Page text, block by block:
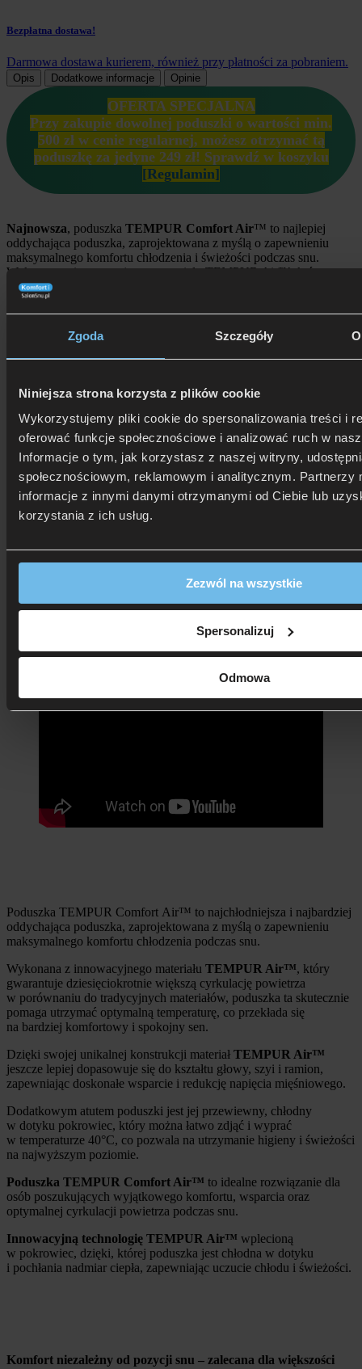
Zgoda Szczegóły
Niniejsza strona korzysta z plików cookie
Wykorzystujemy pliki cookie do spersonalizowania treści i
oferować funkcje społecznościowe i analizować ruch w
Informacje o tym, jak korzystasz z naszej witryny,
społecznościowym, reklamowym i analitycznym. Partnerzy
informacje z innymi danymi otrzymanymi od Ciebie lub
korzystania z ich usług.
Zezwól na wszystkie
Spersonalizuj
Odmowa
Bezpłatna dostawa!
Darmowa dostawa kurierem, również przy płatności za pobraniem.
Opis Dodatkowe informacje Opinie
OFERTA SPECJALNA
Przy zakupie dowolnej poduszki o wartości min.
500 zł w cenie regularnej, możesz otrzymać tą
poduszkę za jedyne 249 zł! Sprawdź w koszyku
[Regulamin]
Najnowsza, poduszka TEMPUR Comfort Air™ to najlepiej
oddychająca poduszka, zaprojektowana z myślą o zapewnieniu
maksymalnego komfortu chłodzenia i świeżości podczas snu.
Wykonana z innowacyjnego materiału TEMPUR Air™, który
gwarantuje
w porównaniu do tradycyjnych materiałów, poduszka ta skutecznie
pomaga utrzymać optymalną temperaturę, co przekłada się
bardziej komfortowy i spokojny sen. Dostępna w wersji
Poduszka TEMPUR Comfort Air™
Poznaj najnowszą poduszkę TEMPUR Comfort
też, jak rehabilitant sprawdza ułożenie kręgosłupa na poduszce
Comfort Air™.
Poduszka TEMPUR Comfort Air™ to najchłodniejsza i najbardziej
oddychająca poduszka, zaprojektowana z myślą o zapewnieniu
maksymalnego komfortu chłodzenia podczas snu.
Wykonana z innowacyjnego materiału TEMPUR Air™, który
gwarantuje dziesięciokrotnie większą cyrkulację powietrza
w porównaniu do tradycyjnych materiałów, poduszka ta skutecznie
pomaga utrzymać optymalną temperaturę, co przekłada się
na bardziej komfortowy i spokojny sen.
Dzięki swojej unikalnej konstrukcji materiał TEMPUR Air™
jeszcze lepiej dopasowuje się do kształtu głowy, szyi i ramion,
zapewniając doskonałe wsparcie i redukcję napięcia mięśniowego.
Dodatkowym atutem poduszki jest jej przewiewny, chłodny
w dotyku pokrowiec, który można łatwo zdjąć i wyprać
w temperaturze 40°C, co pozwala na utrzymanie higieny i świeżości
na najwyższym poziomie.
Poduszka TEMPUR Comfort Air™ to idealne rozwiązanie dla
osób poszukujących wyjątkowego komfortu, wsparcia oraz
optymalnej cyrkulacji powietrza podczas snu.
Innowacyjną technologię TEMPUR Air™ wplecioną
w pokrowiec, dzięki, której poduszka jest chłodna w dotyku
i pochłania nadmiar ciepła, zapewniając uczucie chłodu i świeżości.
Komfort niezależny od pozycji snu – zalecana dla większości